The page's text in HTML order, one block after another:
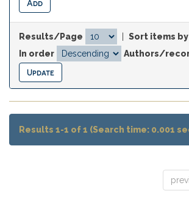
Results/Page
Sort items by
In order
Authors/
Results 1-1 of 1 (Search time: 0.001